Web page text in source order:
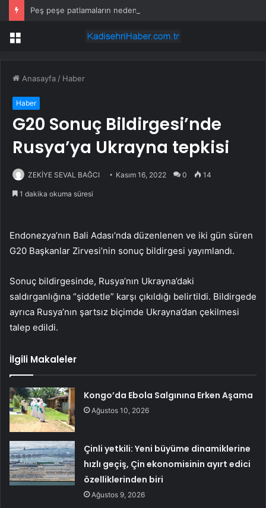
Menü
Anasayfa / Haber
Haber
G20 Sonuç Bildirgesi’nde
Rusya’ya Ukrayna tepkisi
ZEKİYE SEVAL BAĞCI Kasım 16, 2022 0 14
1 dakika okuma süresi
Endonezya’nın Bali Adası’nda düzenlenen ve iki gün süren
G20 Başkanlar Zirvesi’nin sonuç bildirgesi yayımlandı.
Sonuç bildirgesinde, Rusya’nın Ukrayna’daki
saldırganlığına “şiddetle” karşı çıkıldığı belirtildi. Bildirgede
ayrıca Rusya’nın şartsız biçimde Ukrayna’dan çekilmesi
talep edildi.
İlgili Makaleler
Kongo’da Ebola Salgınına Erken Aşama
Ağustos 10, 2026
Çinli yetkili: Yeni büyüme dinamiklerine
hızlı geçiş, Çin ekonomisinin ayırt edici
özelliklerinden biri
Ağustos 9, 2026